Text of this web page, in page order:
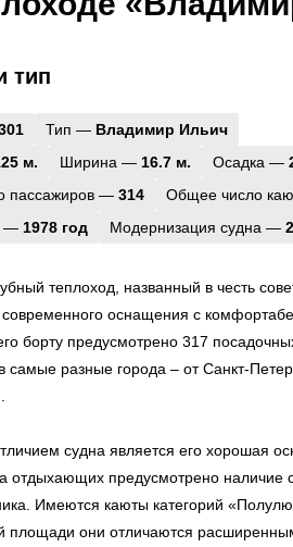
тип
Тип — Владимир Ильич
м. Ширина — 16.7 м. Осадка —
пассажиров — 314 Общее число
— 1978 год Модернизация судна —
теплоход, названный в честь
оснащения с
борту предусмотрено 317
самые разные города – от Санкт-
судна является его хорошая
отдыхающих предусмотрено наличие
Имеются каюты категорий
площади они отличаются